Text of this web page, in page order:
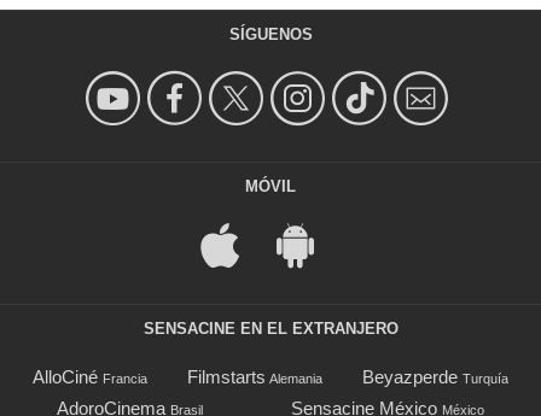
SÍGUENOS
MÓVIL
SENSACINE EN EL EXTRANJERO
AlloCiné Francia Filmstarts Alemania Beyazperde Turquía
AdoroCinema Brasil Sensacine México México